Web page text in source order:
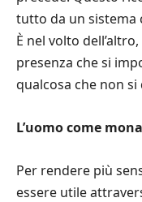
tutto da un sistema
È nel volto
presenza che si
qualcosa che non
L’uomo come
Per rendere più
essere utile